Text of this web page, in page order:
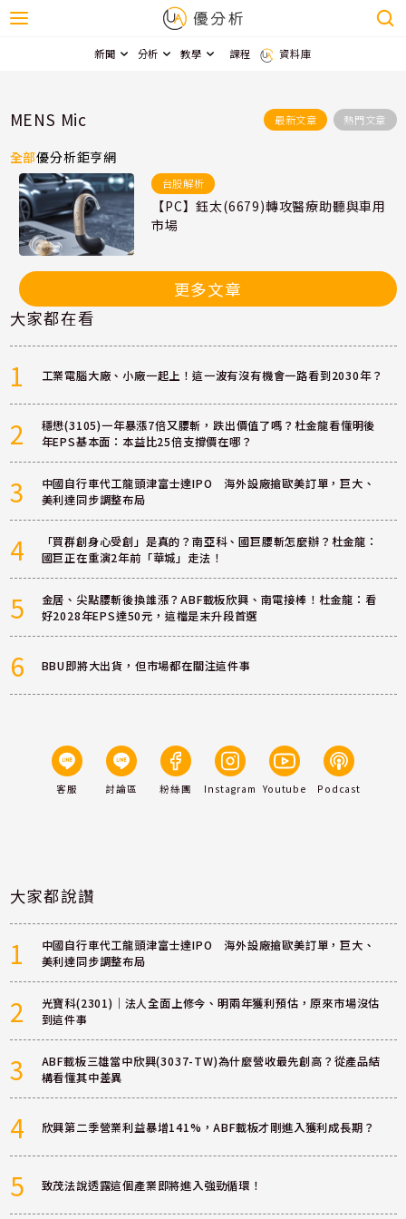
新聞 分析 教學 課程 資料庫
MENS Mic 最新文章 熱門文章
全部優分析鉅亨網
台股解析
【PC】鈺太(6679)轉攻醫療助聽與車用
市場
更多文章
大家都在看
1 工業電腦大廠、小廠一起上！這一波有沒有機會一路看到2030年？
2
穩懋(3105)一年暴漲7倍又腰斬，跌出價值了嗎？杜金龍看懂明後
年EPS基本面：本益比25倍支撐價在哪？
3
中國自行車代工龍頭津富士達IPO 海外設廠搶歐美訂單，巨大、
美利達同步調整布局
4
「買群創身心受創」是真的？南亞科、國巨腰斬怎麼辦？杜金龍：
國巨正在重演2年前「華城」走法！
5
金居、尖點腰斬後換誰漲？ABF載板欣興、南電接棒！杜金龍：看
好2028年EPS達50元，這檔是末升段首選
6 BBU即將大出貨，但市場都在關注這件事
客服 討論區 粉絲團 Instagram Youtube Podcast
大家都說讚
1
中國自行車代工龍頭津富士達IPO 海外設廠搶歐美訂單，巨大、
美利達同步調整布局
2
光寶科(2301)｜法人全面上修今、明兩年獲利預估，原來市場沒估
到這件事
3
ABF載板三雄當中欣興(3037-TW)為什麼營收最先創高？從產品結
構看懂其中差異
4 欣興第二季營業利益暴增141%，ABF載板才剛進入獲利成長期？
5 致茂法說透露這個產業即將進入強勁循環！